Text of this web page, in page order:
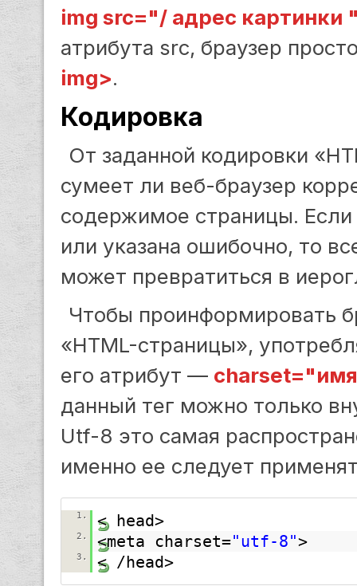
img src="/ адрес картинки
атрибута src, браузер
img>.
Кодировка
От заданной кодировки
сумеет ли веб-браузер
содержимое страницы. Если
или указана ошибочно, то
может превратиться в
Чтобы проинформировать
«HTML-страницы»,
его атрибут —
данный тег можно только
Utf-8 это самая
именно ее следует
1. < head>
2. <meta charset="utf-8">
3. < /head>